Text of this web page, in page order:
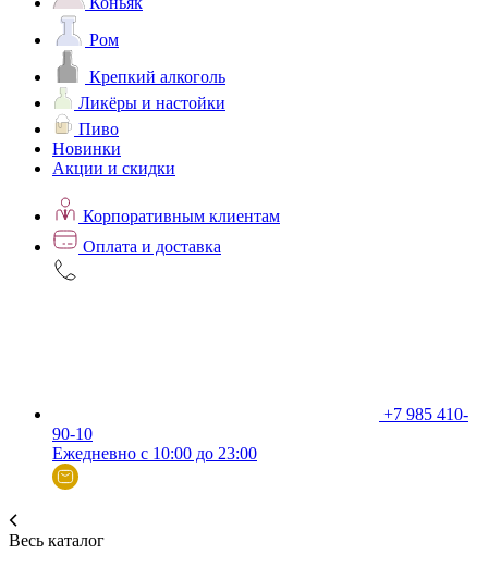
Ром
Крепкий алкоголь
Ликёры и настойки
Пиво
Новинки
Акции и скидки
Корпоративным клиентам
Оплата и доставка
+7 985 410-
90-10
Ежедневно с 10:00 до 23:00
Весь каталог